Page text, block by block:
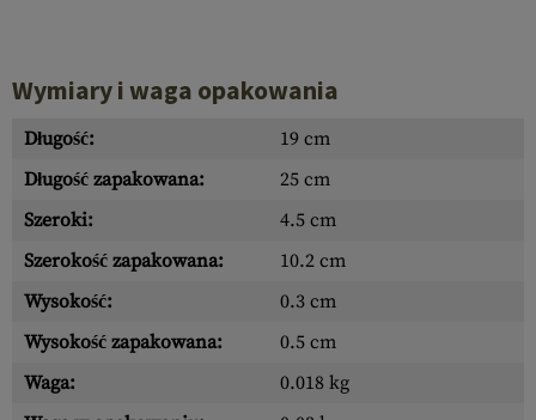
Wymiary i waga opakowania
Długość:
19 cm
Długość zapakowana:
25 cm
Szeroki:
4.5 cm
Szerokość zapakowana:
10.2 cm
Wysokość:
0.3 cm
Wysokość zapakowana:
0.5 cm
Waga:
0.018 kg